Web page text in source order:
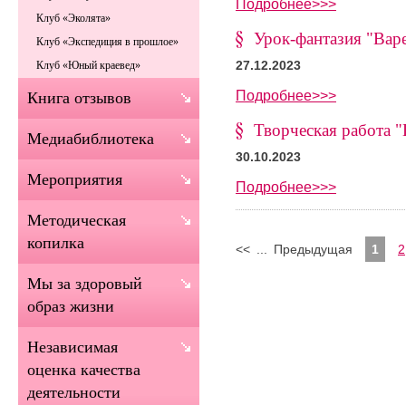
Урок-фантазия
27.12.2023
Подробнее>>>
Творческая работа
30.10.2023
Подробнее>>>
<< Предыдущая 1 2
Клуб «Эколята»
Клуб «Экспедиция в прошлое»
Клуб «Юный краевед»
Книга отзывов
Медиабиблиотека
Мероприятия
Методическая
копилка
Мы за здоровый
образ жизни
Независимая
оценка качества
деятельности